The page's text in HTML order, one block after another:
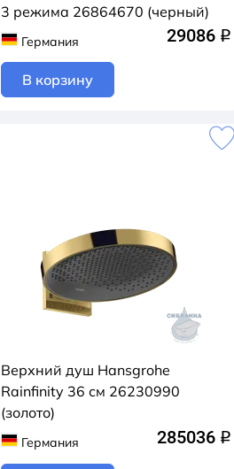
3 режимa 26864670 (черный)
Германия 29086 q
В корзину
Верхний душ Hansgrohe
Rainfinity 36 см 26230990
(золото)
Германия 285036 q